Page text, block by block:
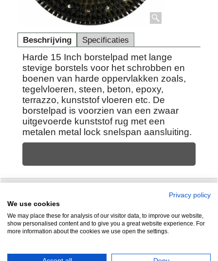
Beschrijving Specificaties
Harde 15 Inch borstelpad met lange
stevige borstels voor het schrobben en
boenen van harde oppervlakken zoals,
tegelvloeren, steen, beton, epoxy,
terrazzo, kunststof vloeren etc. De
borstelpad is voorzien van een zwaar
uitgevoerde kunststof rug met een
metalen metal lock snelspan aansluiting.
Zuidersluisweg 42
8243 RC Lelystad
Tel: +31(0)320
253161
Privacy policy
We use cookies
We may place these for analysis of our visitor data, to improve our website,
show personalised content and to give you a great website experience. For
more information about the cookies we use open the settings.